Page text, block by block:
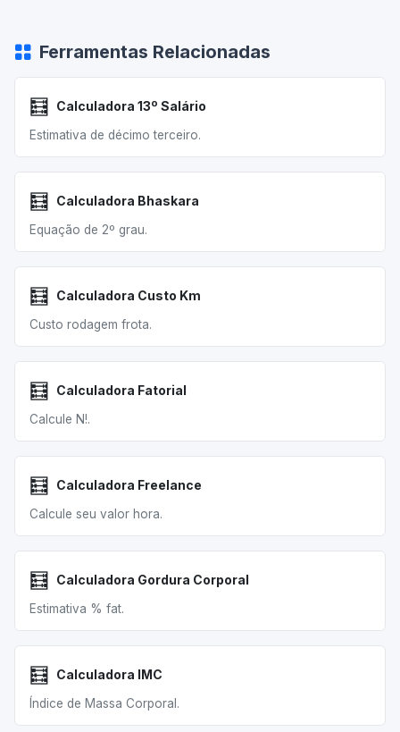
Ferramentas Relacionadas
🧮 Calculadora 13º Salário
Estimativa de décimo terceiro.
🧮 Calculadora Bhaskara
Equação de 2º grau.
🧮 Calculadora Custo Km
Custo rodagem frota.
🧮 Calculadora Fatorial
Calcule N!.
🧮 Calculadora Freelance
Calcule seu valor hora.
🧮 Calculadora Gordura Corporal
Estimativa % fat.
🧮 Calculadora IMC
Índice de Massa Corporal.